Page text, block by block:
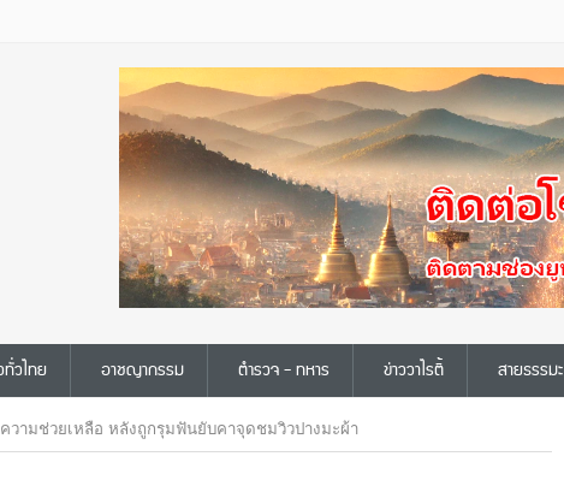
ทั่วไทย อาชญากรรม ตำรวจ - ทหาร ข่าววาไรตี้ สายธรรมะ
ามช่วยเหลือ หลังถูกรุมฟันยับคาจุดชมวิวปางมะผ้า